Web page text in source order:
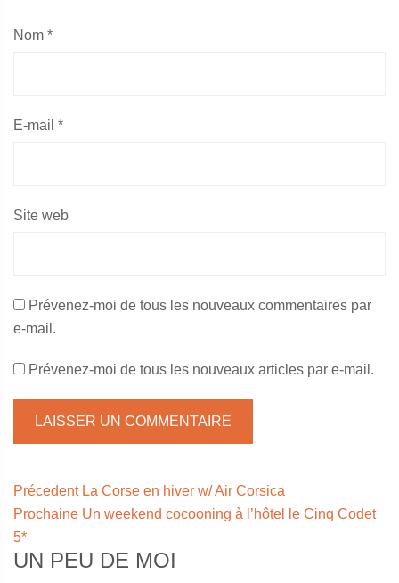
Nom *
E-mail *
Site web
Prévenez-moi de tous les nouveaux commentaires par
e-mail.
Prévenez-moi de tous les nouveaux articles par e-mail.
Navigation
de
l’article
Précedent Article
précédent :
La Corse en hiver w/ Air Corsica
Prochaine Article
Un weekend cocooning à l’hôtel le Cinq Codet
5*
Sidebar
UN PEU DE MOI